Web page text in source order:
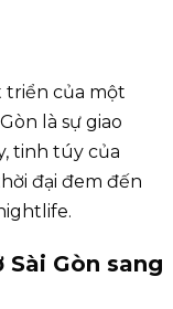
triển của một
là sự giao
tinh túy của
đại đem đến
Gòn sang